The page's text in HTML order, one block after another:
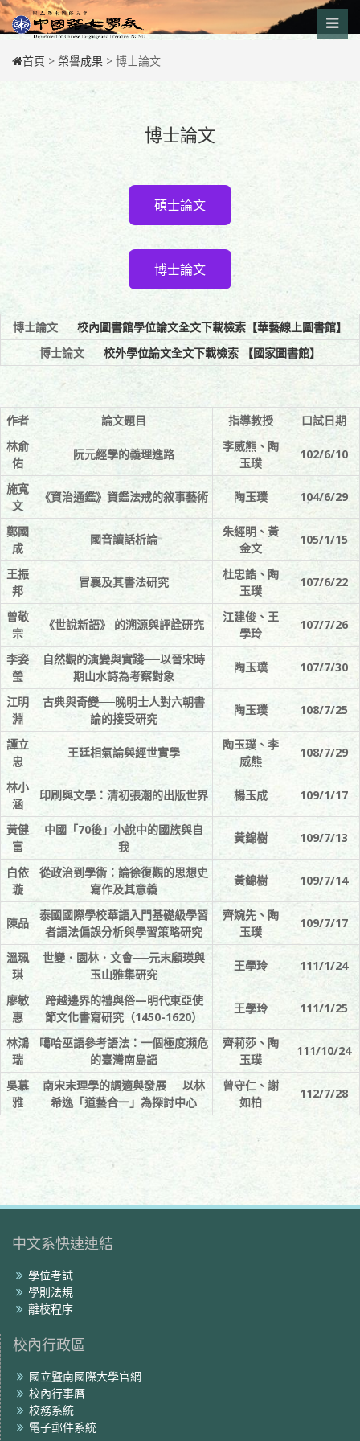
Skip
to
content
首頁 > 榮譽成果 > 博士論文
博士論文
碩士論文
博士論文
博士論文 校內圖書館學位論文全文下載檢索【華藝線上圖書館】
博士論文 校外學位論文全文下載檢索 【國家圖書館】
作者 論文題目 指導教授
口試日期
林俞
佑
阮元經學的義理進路
李威熊、陶
玉璞
102/6/10
施寬
文
《資治通鑑》資鑑法戒的敘事藝術 陶玉璞 104/6/29
鄭國
成
國音讀話析論
朱經明、黃
金文
105/1/15
王振
邦
冒襄及其書法研究
杜忠誥、陶
玉璞
107/6/22
曾敬
宗
《世說新語》 的溯源與評詮研究
江建俊、王
學玲
107/7/26
李姿
瑩
自然觀的演變與實踐──以晉宋時
期山水詩為考察對象
陶玉璞 107/7/30
江明
淵
古典與奇變──晚明士人對六朝書
論的接受研究
陶玉璞 108/7/25
譚立
忠
王廷相氣論與經世實學
陶玉璞、李
威熊
108/7/29
林小
涵
印刷與文學：清初張潮的出版世界 楊玉成 109/1/17
黃健
富
中國「70後」小說中的國族與自
我
黃錦樹 109/7/13
白依
璇
從政治到學術：論徐復觀的思想史
寫作及其意義
黃錦樹 109/7/14
陳品
泰國國際學校華語入門基礎級學習
者語法偏誤分析與學習策略研究
齊婉先、陶
玉璞
109/7/17
溫珮
琪
世變．園林．文會──元末顧瑛與
玉山雅集研究
王學玲 111/1/24
廖敏
惠
跨越邊界的禮與俗—明代東亞使
節文化書寫研究（1450-1620）
王學玲 111/1/25
林鴻
瑞
噶哈巫語參考語法：一個極度瀕危
的臺灣南島語
齊莉莎、陶
玉璞
111/10/24
吳慕
雅
南宋末理學的調適與發展──以林
希逸「道藝合一」為探討中心
曾守仁、謝
如柏
112/7/28
中文系快速連結
學位考試
學則法規
離校程序
校內行政區
國立暨南國際大學官網
校內行事曆
校務系統
電子郵件系統